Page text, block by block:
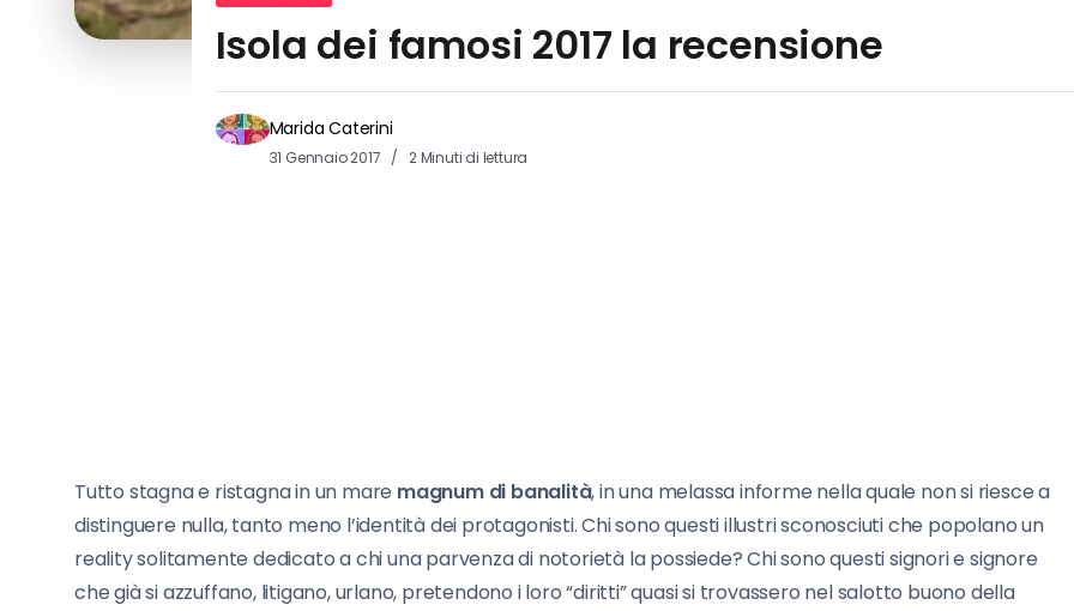
Isola dei famosi 2017 la recensione
Marida Caterini
31 Gennaio 2017 2 Minuti di lettura
Tutto stagna e ristagna in un mare magnum di banalità, in una melassa informe nella quale non si riesce a
distinguere nulla, tanto meno l’identità dei protagonisti. Chi sono questi illustri sconosciuti che popolano un
reality solitamente dedicato a chi una parvenza di notorietà la possiede? Chi sono questi signori e signore
che già si azzuffano, litigano, urlano, pretendono i loro “diritti” quasi si trovassero nel salotto buono della